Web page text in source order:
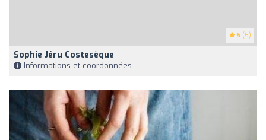
5 (5)
Sophie Jéru Costesèque
Informations et coordonnées